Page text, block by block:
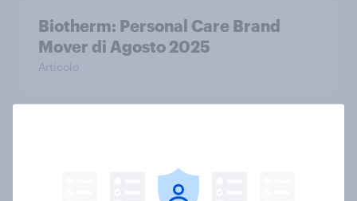
Biotherm: Personal Care Brand
Mover di Agosto 2025
Articolo